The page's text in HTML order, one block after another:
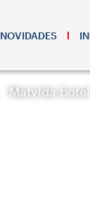
NOVIDADES
Matylda botel